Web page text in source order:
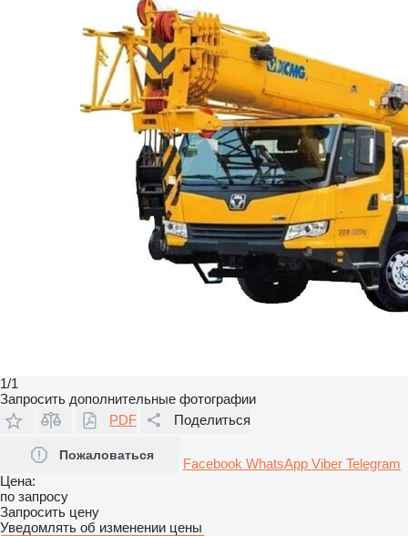
1/1
Запросить дополнительные фотографии
PDF
Поделиться
Пожаловаться
Facebook WhatsApp Viber Telegram
Цена:
по запросу
Запросить цену
Уведомлять об изменении цены